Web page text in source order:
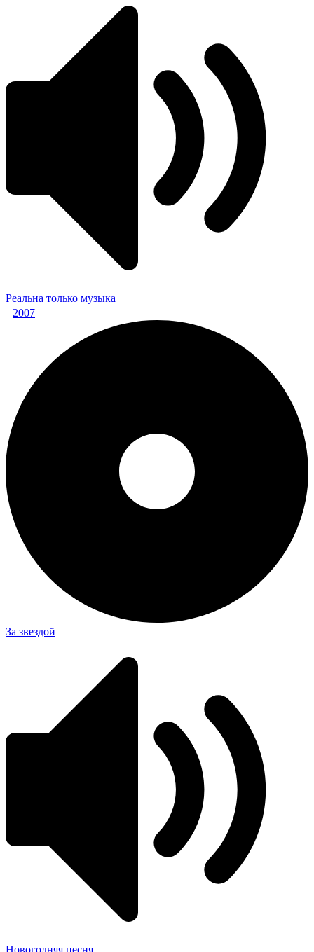
Реальна только музыка
2007
За звездой
Новогодняя песня